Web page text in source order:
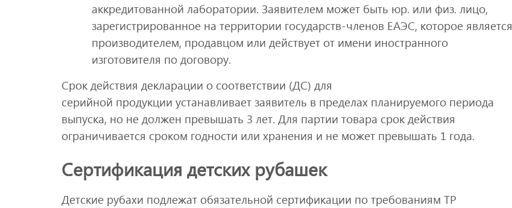
аккредитованной лаборатории. Заявителем может быть юр. или физ. лицо,
зарегистрированное на территории государств-членов ЕАЭС, которое является
производителем, продавцом или действует от имени иностранного
изготовителя по договору.
Срок действия декларации о соответствии (ДС) для
серийной продукции устанавливает заявитель в пределах планируемого периода
выпуска, но не должен превышать 3 лет. Для партии товара срок действия
ограничивается сроком годности или хранения и не может превышать 1 года.
Сертификация детских рубашек
Детские рубахи подлежат обязательной сертификации по требованиям ТР